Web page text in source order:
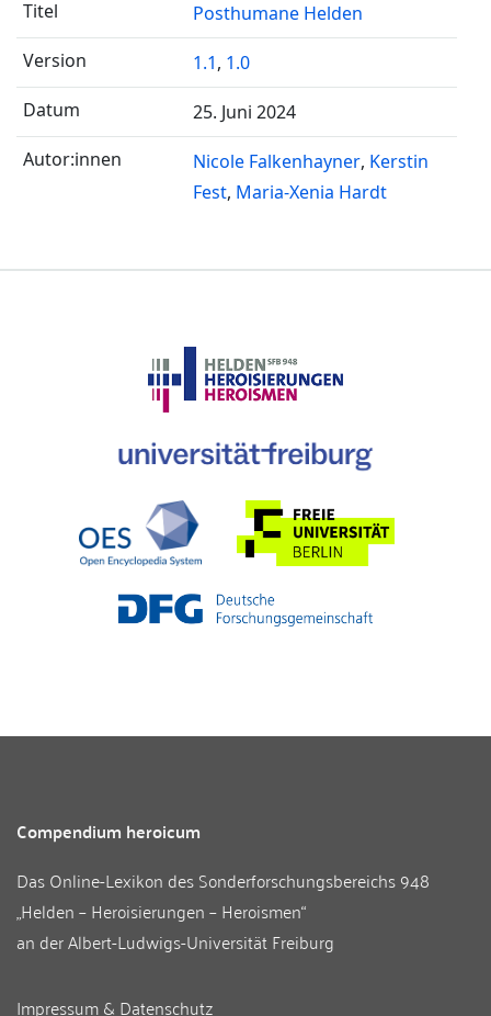
Posthumane Helden
1.1, 1.0
25. Juni 2024
Nicole Falkenhayner Kerstin
Fest Maria-Xenia Hardt
Compendium heroicum
Das Online-Lexikon desSonderforschungsbereichs 948
„Helden – Heroisierungen – Heroismen“
an derAlbert-Ludwigs-Universität Freiburg
Impressum & Datenschutz